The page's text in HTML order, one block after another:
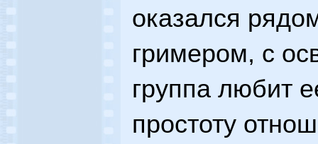
оказался
гримером, с
группа любит
простоту